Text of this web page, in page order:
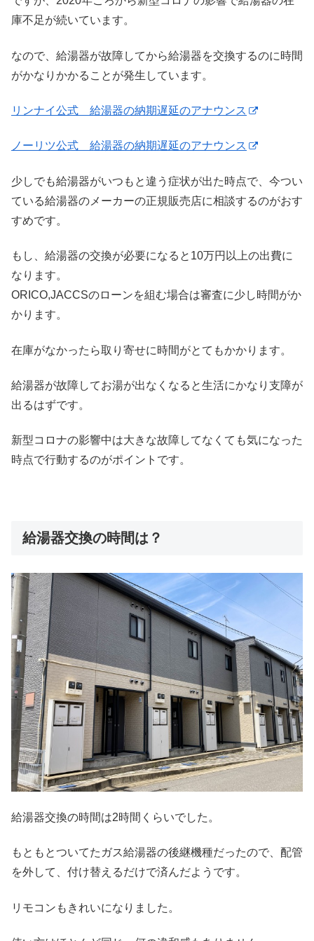
庫不足が続いています。
なので、給湯器が故障してから給湯器を交換するのに時間
がかなりかかることが発生しています。
リンナイ公式 給湯器の納期遅延のアナウンス
ノーリツ公式 給湯器の納期遅延のアナウンス
少しでも給湯器がいつもと違う症状が出た時点で、今つい
ている給湯器のメーカーの正規販売店に相談するのがおす
すめです。
もし、給湯器の交換が必要になると10万円以上の出費に
なります。
ORICO,JACCSのローンを組む場合は審査に少し時間がか
かります。
在庫がなかったら取り寄せに時間がとてもかかります。
給湯器が故障してお湯が出なくなると生活にかなり支障が
出るはずです。
新型コロナの影響中は大きな故障してなくても気になった
時点で行動するのがポイントです。
給湯器交換の時間は？
給湯器交換の時間は2時間くらいでした。
もともとついてたガス給湯器の後継機種だったので、配管
を外して、付け替えるだけで済んだようです。
リモコンもきれいになりました。